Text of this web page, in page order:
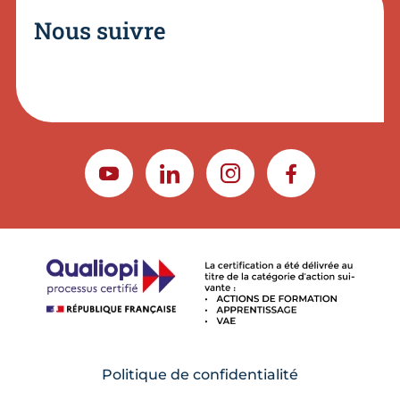
Nous suivre
YOUTUBELINKEDININSTAGRAMFACEBOOK
Politique de confidentialité